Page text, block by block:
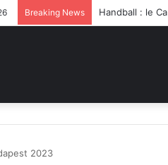
Breaking News
2023